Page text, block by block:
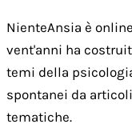
NienteAnsia è
vent'anni ha
temi della
spontanei da
tematiche.